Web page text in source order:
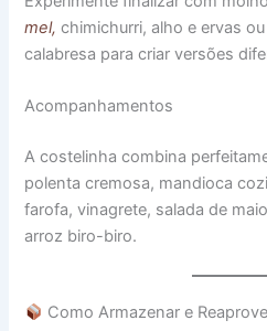
mel, chimichurri, alho e ervas
calabresa para criar versões
Acompanhamentos
A costelinha combina
polenta cremosa, mandioca
farofa, vinagrete, salada de
arroz biro-biro.
Como Armazenar e